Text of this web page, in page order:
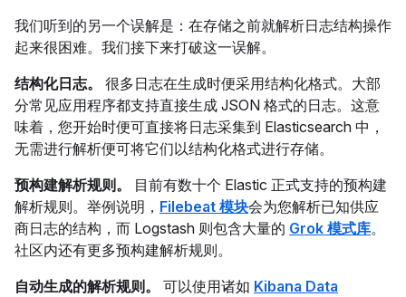
我们听到的另一个误解是：在存储之前就解析日志结构操作
起来很困难。我们接下来打破这一误解。
结构化日志。
很多日志在生成时便采用结构化格式。大部
分常见应用程序都支持直接生成 JSON 格式的日志。这意
味着，您开始时便可直接将日志采集到 Elasticsearch 中，
无需进行解析便可将它们以结构化格式进行存储。
预构建解析规则。
目前有数十个 Elastic 正式支持的预构建
解析规则。举例说明， Filebeat 模块会为您解析已知供应
商日志的结构，而 Logstash 则包含大量的 Grok 模式库。
社区内还有更多预构建解析规则。
自动生成的解析规则。
可以使用诸如 Kibana Data